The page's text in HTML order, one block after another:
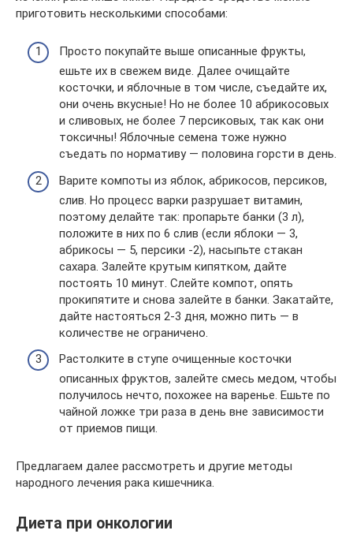
приготовить несколькими способами:
Просто покупайте выше описанные фрукты,
ешьте их в свежем виде. Далее очищайте
косточки, и яблочные в том числе, съедайте их,
они очень вкусные! Но не более 10 абрикосовых
и сливовых, не более 7 персиковых, так как они
токсичны! Яблочные семена тоже нужно
съедать по нормативу — половина горсти в день.
Варите компоты из яблок, абрикосов, персиков,
слив. Но процесс варки разрушает витамин,
поэтому делайте так: пропарьте банки (3 л),
положите в них по 6 слив (если яблоки — 3,
абрикосы — 5, персики -2), насыпьте стакан
сахара. Залейте крутым кипятком, дайте
постоять 10 минут. Слейте компот, опять
прокипятите и снова залейте в банки. Закатайте,
дайте настояться 2-3 дня, можно пить — в
количестве не ограничено.
Растолките в ступе очищенные косточки
описанных фруктов, залейте смесь медом, чтобы
получилось нечто, похожее на варенье. Ешьте по
чайной ложке три раза в день вне зависимости
от приемов пищи.
Предлагаем далее рассмотреть и другие методы
народного лечения рака кишечника.
Диета при онкологии